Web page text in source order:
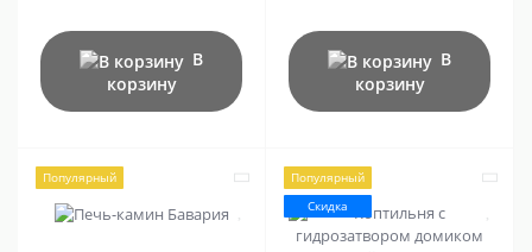
В
корзину
В
корзину
Популярный
Популярный
Скидка